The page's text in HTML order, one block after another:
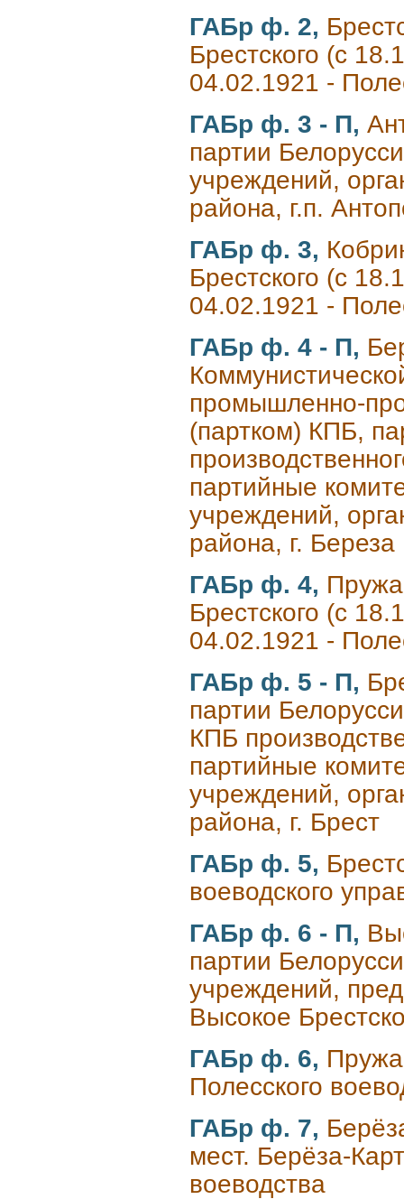
ГАБр ф. 2,
Брестского (с
04.02.1921 -
ГАБр ф. 3 - П,
партии
учреждений,
района, г.п.
ГАБр ф. 3,
Брестского (с
04.02.1921 -
ГАБр ф. 4 - П,
промышленно-
(партком) КПБ,
партийные
учреждений,
района, г.
ГАБр ф. 4,
Брестского (с
04.02.1921 -
ГАБр ф. 5 - П,
партии
КПБ
партийные
учреждений,
района, г. Брест
ГАБр ф. 5,
воеводского
ГАБр ф. 6 - П,
партии
учреждений,
Высокое
ГАБр ф. 6,
Полесского
ГАБр ф. 7,
мест. Берёза-
воеводства